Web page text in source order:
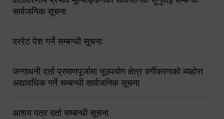
सार्वजनिक सूचना
दररेट पेश गर्ने सम्बन्धी सूचना
जग्गाधनी दर्ता प्रमाणपूर्जामा भूउपयोग क्षेत्र वर्गीकरणको ब्यहोरा
अद्यावधिक गर्ने सम्बन्धी सार्वजनिक सूचना
आशय पत्र दर्ता सम्बन्धी सूचना